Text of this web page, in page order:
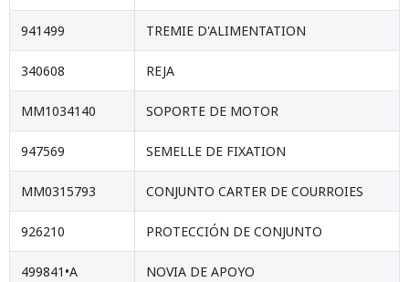
941499 TREMIE D'ALIMENTATION
340608 REJA
MM1034140 SOPORTE DE MOTOR
947569 SEMELLE DE FIXATION
MM0315793 CONJUNTO CARTER DE COURROIES
926210 PROTECCIÓN DE CONJUNTO
499841•A NOVIA DE APOYO